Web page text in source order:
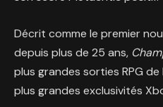
Décrit comme le premier
depuis plus de 25 ans,
plus grandes sorties RPG de
plus grandes exclusivités